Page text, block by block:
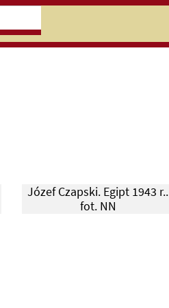
treści zasadniczej
Józef Czapski. Egipt 1943 r..
fot. NN